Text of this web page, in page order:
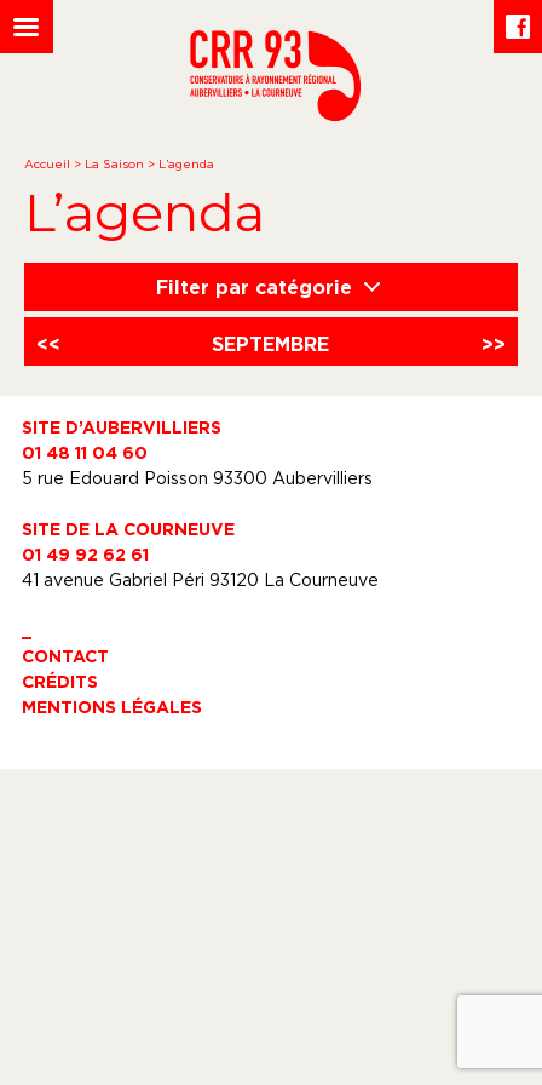
Accueil > La Saison > L’agenda
L’agenda
Filter par catégorie
<< SEPTEMBRE >>
SITE D’AUBERVILLIERS
01 48 11 04 60
5 rue Edouard Poisson 93300 Aubervilliers
SITE DE LA COURNEUVE
01 49 92 62 61
41 avenue Gabriel Péri 93120 La Courneuve
CONTACT
CRÉDITS
MENTIONS LÉGALES